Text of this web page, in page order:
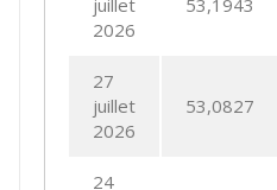
2026
27
juillet
2026
53,0827
24